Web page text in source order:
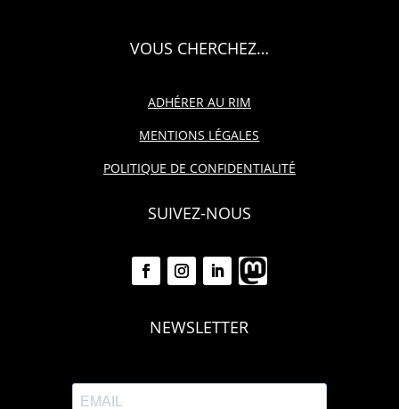
VOUS CHERCHEZ…
ADHÉRER AU RIM
MENTIONS LÉGALES
POLITIQUE DE CONFIDENTIALITÉ
SUIVEZ-NOUS
NEWSLETTER